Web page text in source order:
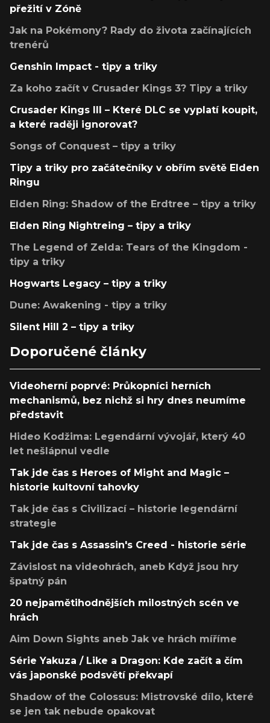
přežití v Zóně
Jak na Pokémony? Rady do života začínajících
trenérů
Genshin Impact - tipy a triky
Za koho začít v Crusader Kings 3? Tipy a triky
Crusader Kings III – Které DLC se vyplatí koupit,
a které raději ignorovat?
Songs of Conquest – tipy a triky
Tipy a triky pro začátečníky v obřím světě Elden
Ringu
Elden Ring: Shadow of the Erdtree – tipy a triky
Elden Ring Nightreing – tipy a triky
The Legend of Zelda: Tears of the Kingdom -
tipy a triky
Hogwarts Legacy – tipy a triky
Dune: Awakening - tipy a triky
Silent Hill 2 – tipy a triky
Doporučené články
Videoherní poprvé: Průkopníci herních
mechanismů, bez nichž si hry dnes neumíme
představit
Hideo Kodžima: Legendární vývojář, který 40
let nešlápnul vedle
Tak jde čas s Heroes of Might and Magic –
historie kultovní tahovky
Tak jde čas s Civilizací – historie legendární
strategie
Tak jde čas s Assassin's Creed - historie série
Závislost na videohrách, aneb Když jsou hry
špatný pán
20 nejpamětihodnějších milostných scén ve
hrách
Aim Down Sights aneb Jak ve hrách míříme
Série Yakuza / Like a Dragon: Kde začít a čím
vás japonské podsvětí překvapí
Shadow of the Colossus: Mistrovské dílo, které
se jen tak nebude opakovat